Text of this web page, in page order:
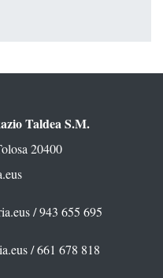
Taldea S.M.
20400
/ 943 655 695
/ 661 678 818